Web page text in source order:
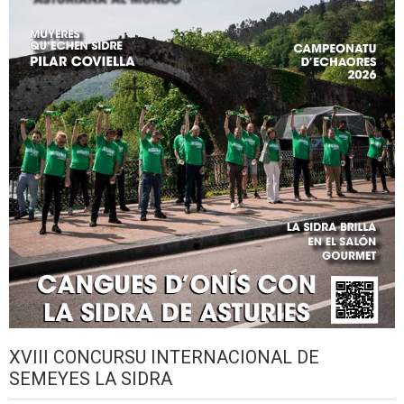
XVIII CONCURSU INTERNACIONAL DE
SEMEYES LA SIDRA